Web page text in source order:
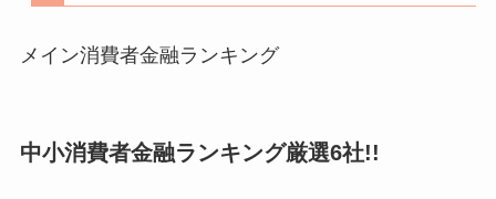
メイン消費者金融ランキング
中小消費者金融ランキング厳選6社!!